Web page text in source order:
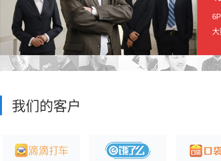
我们的客户